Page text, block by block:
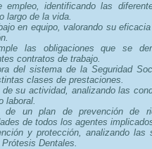
empleo, identificando las
largo de la vida.
en equipo, valorando su
las obligaciones que se
contratos de trabajo.
del sistema de la Seguridad
clases de prestaciones.
su actividad, analizando las
laboral.
de un plan de prevención de
de todos los agentes
y protección, analizando las
Dentales.